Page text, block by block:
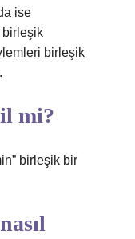
ise
birleşik
birleşik
mi?
birleşik bir